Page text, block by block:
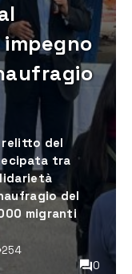
relitto del
tra
del
migranti
254
0